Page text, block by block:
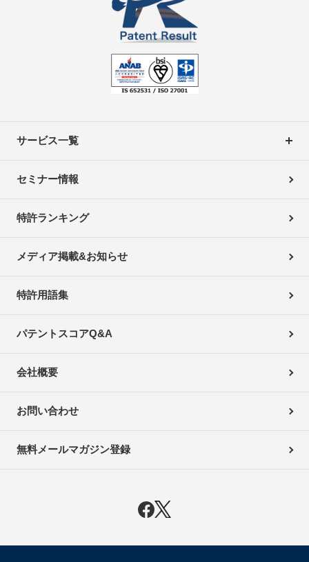
サービス一覧
セミナー情報
特許ランキング
メディア掲載&お知らせ
特許用語集
パテントスコアQ&A
会社概要
お問い合わせ
無料メールマガジン登録